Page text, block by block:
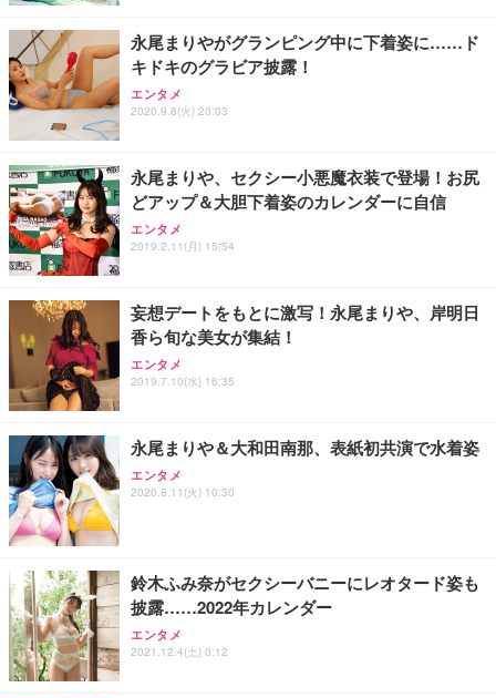
務用 おしゃれ パソコンチェア (ブラック)
Sezlife オフィスチェア デスクチェア 疲れない テレ
ワーク チェア 強化バックレスト 30度ロッキング機
能 人間工学 椅子 腰サポート 90度跳ね上げ式アーム
務用 おしゃれ パソコンチェア (ホワイト)
ANDWINT オフィスチェア デスクチェア 肘なし メ
ッシュ 通気性 ランバーサポート付き 腰サポート ガ
ス圧無段階昇降 360度回転 キャスター付き コンパク
【整備済み品】Dell E2724HS 27インチ 液晶モニタ
ー フルHD（1920×1080）VA 非光沢 HDMI/DisplayP
ort/VGA スピーカー内蔵 高さ調整 スイベル VESA対
【MiniLED/24.5inch/280Hz/FHD】GRAPHT THE S
HOOTER Gaming Monitor 24” Essential ゲーミン
グモニター QD 24.5インチ 1ms FHD 量子ドット 残
Smart Basic(スマートベーシック) 【Amazon.co.jp
限定】 Smart Basic アイリスオーヤマ ペットシーツ
超厚型 お徳用 ワイド 100枚入 (x 1) (ケース販売)
アイリスオーヤマ ペットシーツ 超厚型 お徳用 レギ
ュラー 200枚入【Amazon.co.jp限定】
永尾まりやがグランピング中に下着姿に……ド
キドキのグラビア披露！
エンタメ
2020.9.8(火) 20:03
永尾まりや、セクシー小悪魔衣装で登場！お尻
どアップ＆大胆下着姿のカレンダーに自信
エンタメ
2019.2.11(月) 15:54
妄想デートをもとに激写！永尾まりや、岸明日
香ら旬な美女が集結！
エンタメ
2019.7.10(水) 16:35
永尾まりや＆大和田南那、表紙初共演で水着姿
エンタメ
2020.8.11(火) 10:30
鈴木ふみ奈がセクシーバニーにレオタード姿も
披露……2022年カレンダー
エンタメ
2021.12.4(土) 0:12